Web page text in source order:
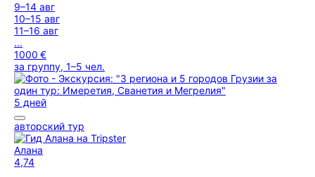
9–14 авг
10–15 авг
11–16 авг
...
1000 €
за группу, 1–5 чел.
5 дней
авторский тур
Алана
4,74